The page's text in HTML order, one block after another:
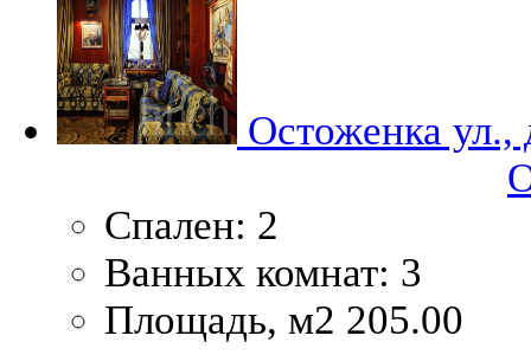
Остоженка ул.,
Спален: 2
Ванных комнат: 3
Площадь, м2 205.00